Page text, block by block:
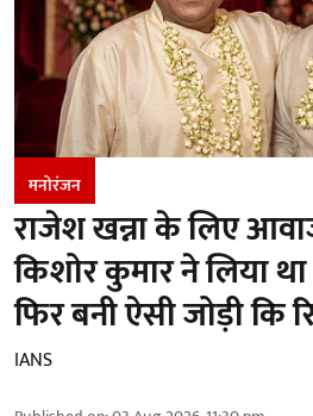
मनोरंजन
राजेश खन्ना के लिए
किशोर कुमार ने लिया
फिर बनी ऐसी जोड़ी कि
IANS